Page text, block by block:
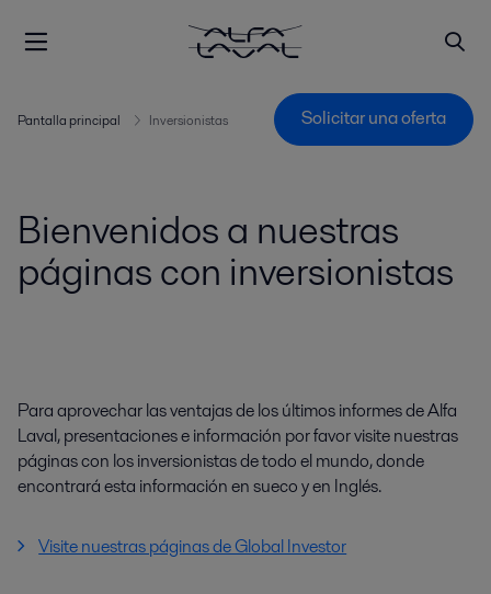
Pantalla principal Inversionistas Solicitar una oferta
Bienvenidos a nuestras
páginas con inversionistas
Para aprovechar las ventajas de los últimos informes de Alfa
Laval, presentaciones e información por favor visite nuestras
páginas con los inversionistas de todo el mundo, donde
encontrará esta información en sueco y en Inglés.
Visite nuestras páginas de Global Investor